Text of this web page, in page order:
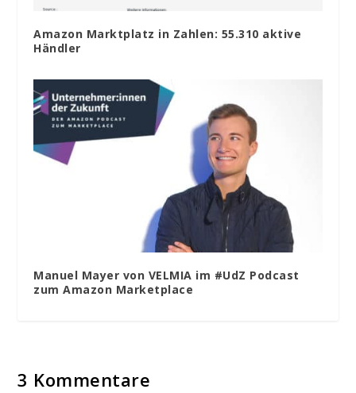
Amazon Marktplatz in Zahlen: 55.310 aktive
Händler
Manuel Mayer von VELMIA im #UdZ Podcast
zum Amazon Marketplace
3 Kommentare